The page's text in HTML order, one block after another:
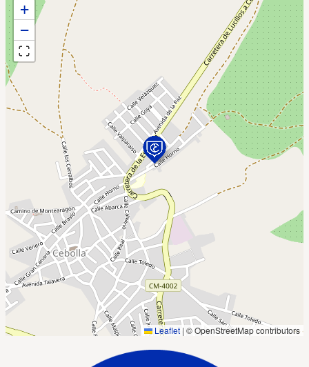
+
−
Leaflet | © OpenStreetMap contributors